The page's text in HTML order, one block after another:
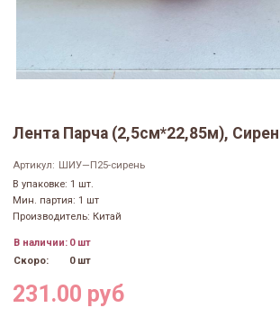
Лента Парча (2,5см*22,85м),
Артикул: ШИУ—П25-сирень
В упаковке: 1 шт.
Мин. партия: 1 шт
Производитель: Китай
В наличии: 0 шт
Скоро:
0 шт
231.00 руб